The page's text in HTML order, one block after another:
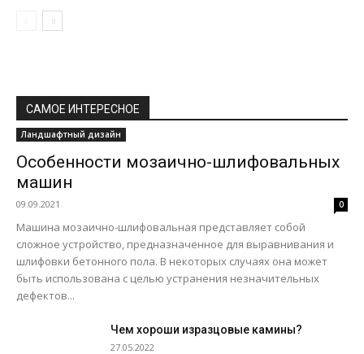
САМОЕ ИНТЕРЕСНОЕ
Ландшафтный дизайн
Особенности мозаично-шлифовальных
машин
09.09.2021 0
Машина мозаично-шлифовальная представляет собой
сложное устройство, предназначенное для выравнивания и
шлифовки бетонного пола. В некоторых случаях она может
быть использована с целью устранения незначительных
дефектов...
Чем хороши изразцовые камины?
27.05.2022